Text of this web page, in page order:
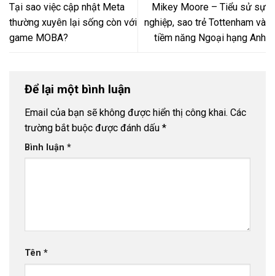
Tại sao việc cập nhật Meta
thường xuyên lại sống còn với
game MOBA?
Mikey Moore – Tiểu sử sự
nghiệp, sao trẻ Tottenham và
tiềm năng Ngoại hạng Anh
Để lại một bình luận
Email của bạn sẽ không được hiển thị công khai. Các
trường bắt buộc được đánh dấu *
Bình luận *
Tên *